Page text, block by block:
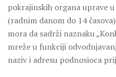
pokrajinskih organa uprave
(radnim danom do 14
mora da sadrži naznaku
mreže u funkciji
naziv i adresu podnosioca